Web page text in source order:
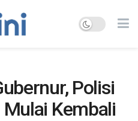
Polisi
Kembali